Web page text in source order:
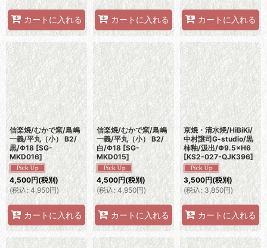
カートに入れる カートに入れる カートに入れる
信楽焼/むかで窯/鳥嶋
一義/平丸（小） B2/
黒/Φ18 [SG-
MKD016]
4,500円(税別)
(税込: 4,950円)
カートに入れる
信楽焼/むかで窯/鳥嶋
一義/平丸（小） B2/
白/Φ18 [SG-
MKD015]
4,500円(税別)
(税込: 4,950円)
カートに入れる
京焼・清水焼/HiBiKi/
中村譲司G-studio/黒
柿釉/汲出/Φ9.5×H6
[KS2-027-QJK396]
3,500円(税別)
(税込: 3,850円)
カートに入れる